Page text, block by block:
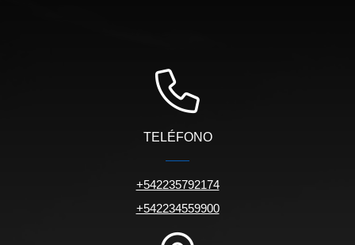
TELÉFONO
+542235792174
+542234559900